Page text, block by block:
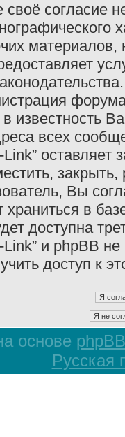
согласие
в известность
всех
Вы
в
доступна
и phpBB
доступ к
основе phpBB
Русская